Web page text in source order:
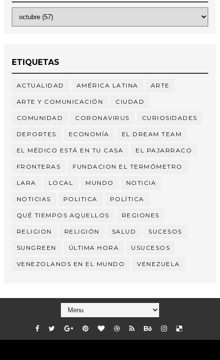
ETIQUETAS
ACTUALIDAD AMÉRICA LATINA ARTE
ARTE Y COMUNICACIÓN CIUDAD
COMUNIDAD CORONAVIRUS CURIOSIDADES
DEPORTES ECONOMÍA EL DREAM TEAM
EL MÉDICO ESTÁ EN TU CASA EL PAJARRACO
FRONTERAS FUNDACION EL TERMÓMETRO
LARA LOCAL MUNDO NOTICIA
NOTICIAS POLITICA POLÍTICA
QUÉ TIEMPOS AQUELLOS REGIONES
RELIGION RELIGIÓN SALUD SUCESOS
SUNGREEN ÚLTIMA HORA USUCESOS
VENEZOLANOS EN EL MUNDO VENEZUELA